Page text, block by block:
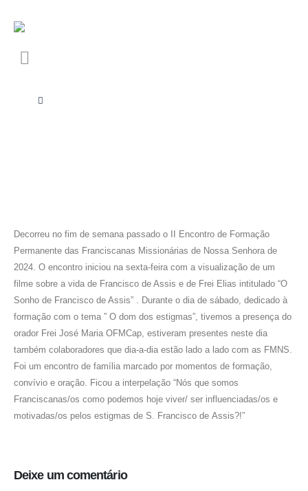
Decorreu no fim de semana passado o II Encontro de Formação
Permanente das Franciscanas Missionárias de Nossa Senhora de
2024. O encontro iniciou na sexta-feira com a visualização de um
filme sobre a vida de Francisco de Assis e de Frei Elias intitulado “O
Sonho de Francisco de Assis” . Durante o dia de sábado, dedicado à
formação com o tema ” O dom dos estigmas”, tivemos a presença do
orador Frei José Maria OFMCap, estiveram presentes neste dia
também colaboradores que dia-a-dia estão lado a lado com as FMNS.
Foi um encontro de família marcado por momentos de formação,
convívio e oração. Ficou a interpelação “Nós que somos
Franciscanas/os como podemos hoje viver/ ser influenciadas/os e
motivadas/os pelos estigmas de S. Francisco de Assis?!”
Deixe um comentário